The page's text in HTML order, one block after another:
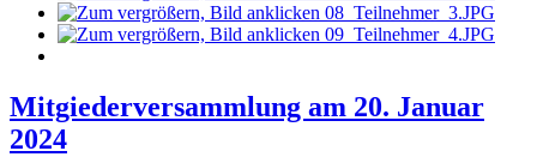
Mitgiederversammlung am 20. Januar
2024